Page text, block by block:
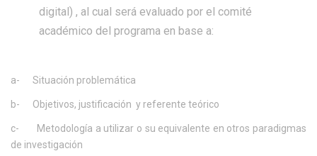
digital) , al cual será evaluado por el comité
académico del programa en base a:
a- Situación problemática
b- Objetivos, justificación y referente teórico
c- Metodología a utilizar o su equivalente en otros paradigmas
de investigación